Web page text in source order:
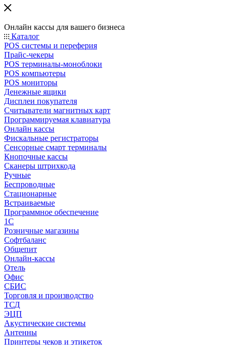
Онлайн кассы для вашего бизнеса
Каталог
POS системы и переферия
Прайс-чекеры
POS терминалы-моноблоки
POS компьютеры
POS мониторы
Денежные ящики
Дисплеи покупателя
Считыватели магнитных карт
Программируемая клавиатура
Онлайн кассы
Фискальные регистраторы
Сенсорные смарт терминалы
Кнопочные кассы
Сканеры штрихкода
Ручные
Беспроводные
Стационарные
Встраиваемые
Программное обеспечение
1С
Розничные магазины
Софтбаланс
Общепит
Онлайн-кассы
Отель
Офис
СБИС
Торговля и производство
ТСД
ЭЦП
Акустические системы
Антенны
Принтеры чеков и этикеток